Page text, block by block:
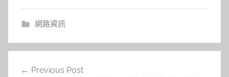
網路資訊
Previous Post